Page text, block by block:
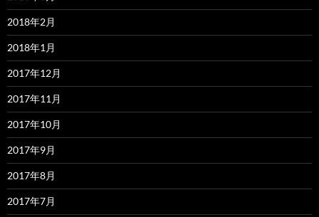
2018年2月
2018年1月
2017年12月
2017年11月
2017年10月
2017年9月
2017年8月
2017年7月